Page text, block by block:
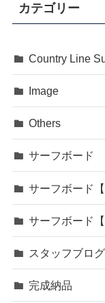
カテゴリー
Country Line
Image
Others
サーフボード
サーフボード【
サーフボード【
スタッフブログ
完成納品